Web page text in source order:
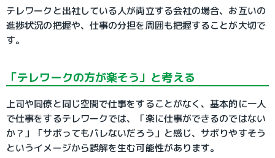
テレワークと出社している人が両立する会社の場合、お互いの
進捗状況の把握や、仕事の分担を周囲も把握することが大切で
す。
「テレワークの方が楽そう」と考える
上司や同僚と同じ空間で仕事をすることがなく、基本的に一人
で仕事をするテレワークでは、「楽に仕事ができるのではない
か？」「サボってもバレないだろう」と感じ、サボりやすそう
というイメージから誤解を生む可能性があります。